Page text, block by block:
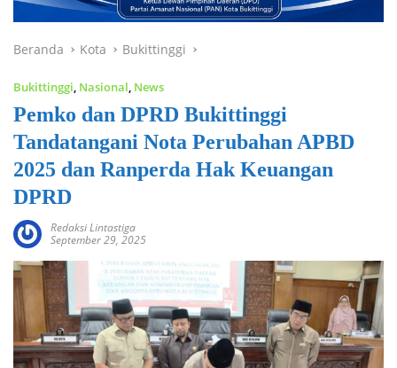
Beranda Kota Bukittinggi
Bukittinggi Nasional News
Pemko dan DPRD Bukittinggi
Tandatangani Nota Perubahan APBD
2025 dan Ranperda Hak Keuangan
DPRD
Redaksi Lintastiga
September 29, 2025